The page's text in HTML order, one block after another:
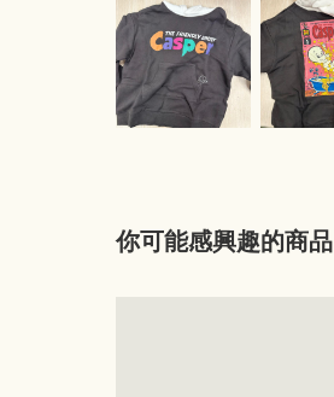
你可能感興趣的商品